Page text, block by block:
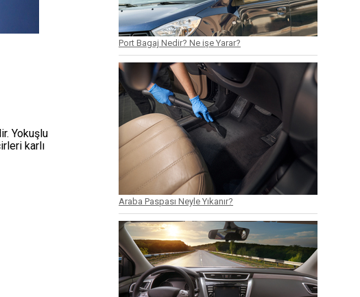
Yokuşlu
karlı
Port Bagaj Nedir? Ne işe Yarar?
Araba Paspası Neyle Yıkanır?